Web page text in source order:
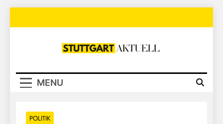
Stuttgart
MENU
POLITIK